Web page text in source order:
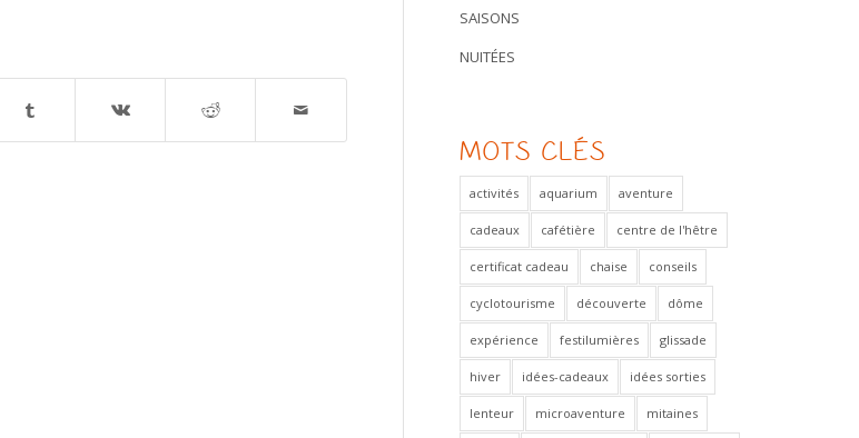
SAISONS
NUITÉES
MOTS CLÉS
activités aquarium aventure
cadeaux cafétière centre de l'hêtre
certificat cadeau chaise conseils
cyclotourisme découverte dôme
expérience festilumières glissade
hiver idées-cadeaux idées sorties
lenteur microaventure mitaines